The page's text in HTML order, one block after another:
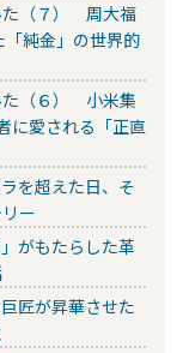
た（７） 周大福
純金」の世界的
た（６） 小米集
に愛される「正直
を超えた日、そ
ー
がもたらした革
匠が昇華させた